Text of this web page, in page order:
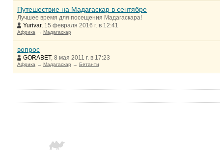
Путешествие на Мадагаскар в сентябре
Лучшее время для посещения Мадагаскара!
Yurivar, 15 февраля 2016 г. в 12:41
Африка → Мадагаскар
вопрос
GORABET, 8 мая 2011 г. в 17:23
Африка → Мадагаскар → Бетанти